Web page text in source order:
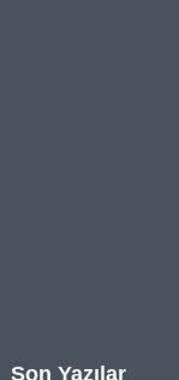
Son Yazılar